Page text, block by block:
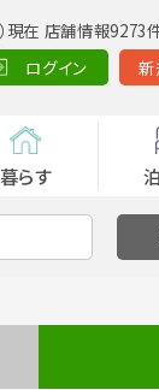
現在 店舗情報
ログイン
暮らす